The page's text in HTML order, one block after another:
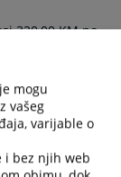
320,00 KM po
Šljokavica
lica koja prije
žiro računa
mogu
vašeg
varijable o
i bez njih web